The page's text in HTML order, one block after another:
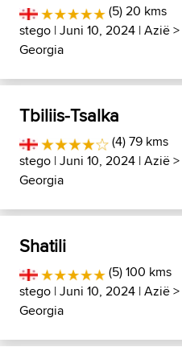
(5) 20 kms
stego | Juni 10, 2024 |Azië>
Georgia
Tbiliis-Tsalka
(4) 79 kms
stego | Juni 10, 2024 |Azië>
Georgia
Shatili
(5) 100 kms
stego | Juni 10, 2024 |Azië>
Georgia